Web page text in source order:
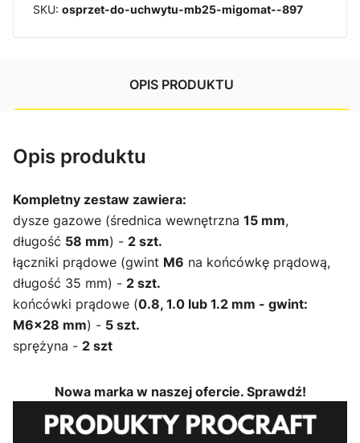
SKU: osprzet-do-uchwytu-mb25-migomat--897
OPIS PRODUKTU
Opis produktu
Kompletny zestaw zawiera:
dysze gazowe (średnica wewnętrzna 15 mm,
długość 58 mm) - 2 szt.
łączniki prądowe (gwint M6 na końcówkę prądową,
długość 35 mm) - 2 szt.
końcówki prądowe (0.8, 1.0 lub 1.2 mm - gwint:
M6x28 mm) - 5 szt.
sprężyna - 2 szt
Nowa marka w naszej ofercie. Sprawdź!